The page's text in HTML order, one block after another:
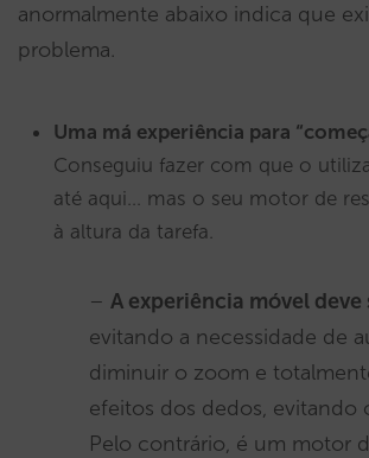
anormalmente abaixo indica que
problema.
Uma má experiência para
Conseguiu fazer com que o
até aqui… mas o seu motor de
à altura da tarefa.
– A experiência móvel
evitando a necessidade de
diminuir o zoom e
efeitos dos dedos, evitando
Pelo contrário, é um motor